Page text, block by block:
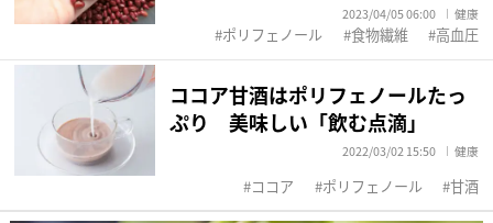
2023/04/05 06:00 健康
ポリフェノール 食物繊維 高血圧
ココア甘酒はポリフェノールたっ
ぷり 美味しい「飲む点滴」
2022/03/02 15:50 健康
ココア ポリフェノール 甘酒